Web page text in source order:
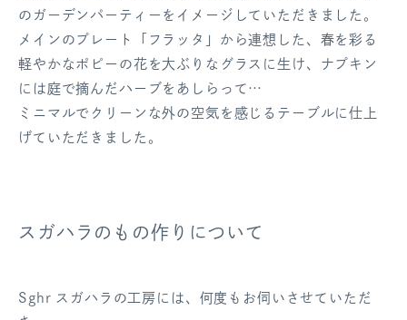
のガーデンパーティーをイメージしていただきました。
メインのプレート「フラッタ」から連想した、春を彩る
軽やかなポピーの花を大ぶりなグラスに生け、ナプキン
には庭で摘んだハーブをあしらって…
ミニマルでクリーンな外の空気を感じるテーブルに仕上
げていただきました。
スガハラのもの作りについて
Sghr スガハラの工房には、何度もお伺いさせていただ